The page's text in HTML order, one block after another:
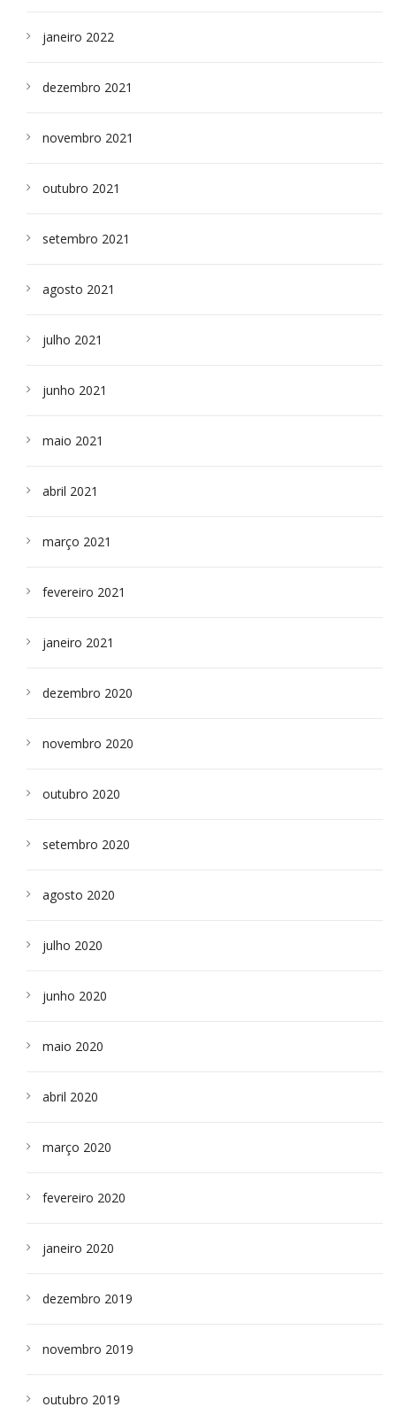
janeiro 2022
dezembro 2021
novembro 2021
outubro 2021
setembro 2021
agosto 2021
julho 2021
junho 2021
maio 2021
abril 2021
março 2021
fevereiro 2021
janeiro 2021
dezembro 2020
novembro 2020
outubro 2020
setembro 2020
agosto 2020
julho 2020
junho 2020
maio 2020
abril 2020
março 2020
fevereiro 2020
janeiro 2020
dezembro 2019
novembro 2019
outubro 2019